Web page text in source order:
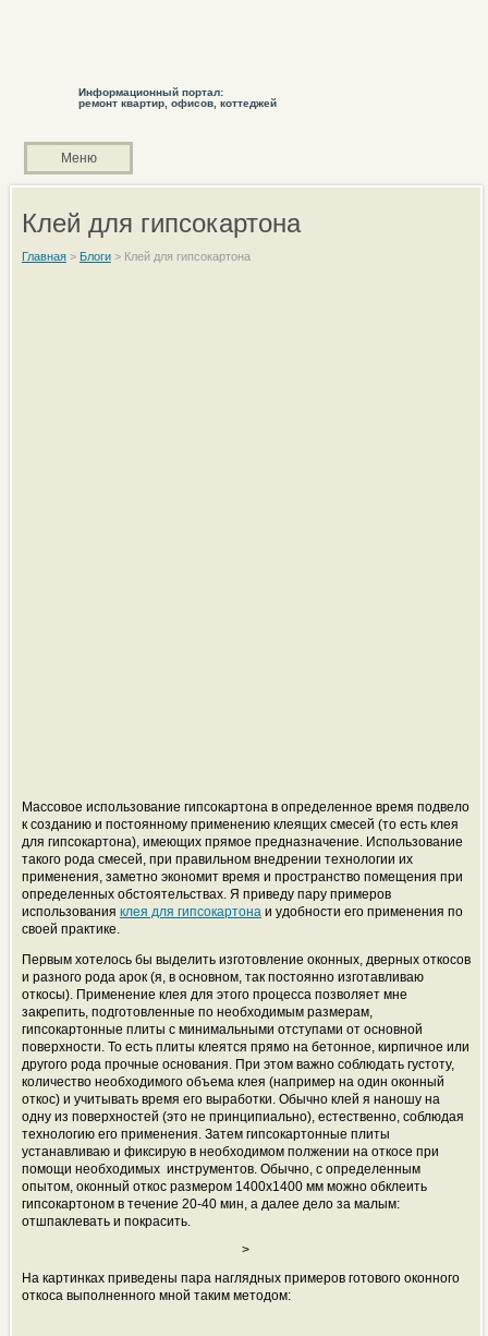
Информационный портал:
ремонт квартир, офисов, коттеджей
Меню
Клей для гипсокартона
Главная> Блоги> Клей для гипсокартона
Массовое использование гипсокартона в определенное время подвело
к созданию и постоянному применению клеящих смесей (то есть клея
для гипсокартона), имеющих прямое предназначение. Использование
такого рода смесей, при правильном внедрении технологии их
применения, заметно экономит время и пространство помещения при
определенных обстоятельствах. Я приведу пару примеров
использования клея для гипсокартонаи удобности его применения по
своей практике.
Первым хотелось бы выделить изготовление оконных, дверных откосов
и разного рода арок (я, в основном, так постоянно изготавливаю
откосы). Применение клея для этого процесса позволяет мне
закрепить, подготовленные по необходимым размерам,
гипсокартонные плиты с минимальными отступами от основной
поверхности. То есть плиты клеятся прямо на бетонное, кирпичное или
другого рода прочные основания. При этом важно соблюдать густоту,
количество необходимого объема клея (например на один оконный
откос) и учитывать время его выработки. Обычно клей я наношу на
одну из поверхностей (это не принципиально), естественно, соблюдая
технологию его применения. Затем гипсокартонные плиты
устанавливаю и фиксирую в необходимом полжении на откосе при
помощи необходимых инструментов. Обычно, с определенным
опытом, оконный откос размером 1400х1400 мм можно обклеить
гипсокартоном в течение 20-40 мин, а далее дело за малым:
отшпаклевать и покрасить.
>
На картинках приведены пара наглядных примеров готового оконного
откоса выполненного мной таким методом: